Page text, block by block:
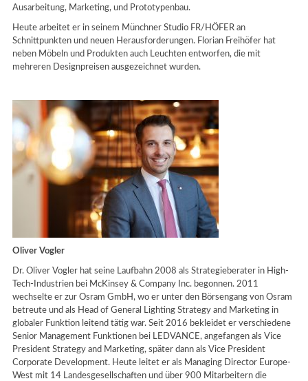
Ausarbeitung, Marketing, und Prototypenbau.
Heute arbeitet er in seinem Münchner Studio FR/HÖFER an
Schnittpunkten und neuen Herausforderungen. Florian Freihöfer hat
neben Möbeln und Produkten auch Leuchten entworfen, die mit
mehreren Designpreisen ausgezeichnet wurden.
Oliver Vogler
Dr. Oliver Vogler hat seine Laufbahn 2008 als Strategieberater in High-
Tech-Industrien bei McKinsey & Company Inc. begonnen. 2011
wechselte er zur Osram GmbH, wo er unter den Börsengang von Osram
betreute und als Head of General Lighting Strategy and Marketing in
globaler Funktion leitend tätig war. Seit 2016 bekleidet er verschiedene
Senior Management Funktionen bei LEDVANCE, angefangen als Vice
President Strategy and Marketing, später dann als Vice President
Corporate Development. Heute leitet er als Managing Director Europe-
West mit 14 Landesgesellschaften und über 900 Mitarbeitern die